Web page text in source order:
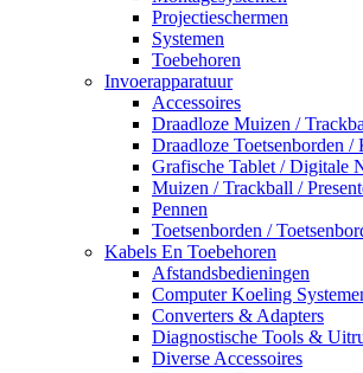
Projectieschermen
Systemen
Toebehoren
Invoerapparatuur
Accessoires
Draadloze Muizen /
Draadloze Toetsenborden /
Grafische Tablet / Digitale
Muizen / Trackball /
Pennen
Toetsenborden /
Kabels En Toebehoren
Afstandsbedieningen
Computer Koeling
Converters & Adapters
Diagnostische Tools &
Diverse Accessoires